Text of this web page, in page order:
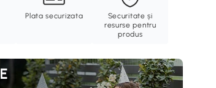
Plata securizata
Securitate și
resurse pentru
produs